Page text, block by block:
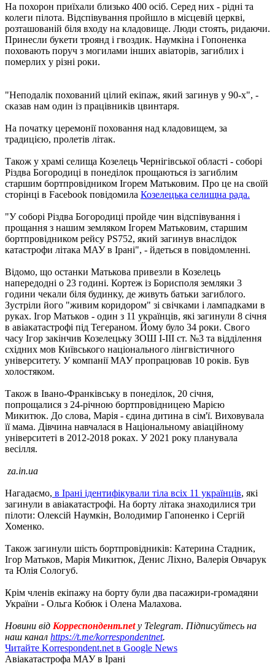
На похорон приїхали близько 400 осіб. Серед них - рідні та
колеги пілота. Відспівування пройшло в місцевій церкві,
розташованій біля входу на кладовище. Люди стоять, ридаючи.
Принесли букети троянд і гвоздик. Наумкіна і Гопоненка
поховають поруч з могилами інших авіаторів, загиблих і
померлих у різні роки.
"Неподалік похований цілий екіпаж, який загинув у 90-х", -
сказав нам один із працівників цвинтаря.
На початку церемонії поховання над кладовищем, за
традицією, пролетів літак.
Також у храмі селища Козелець Чернігівської області - соборі
Різдва Богородиці в понеділок прощаються із загиблим
старшим бортпровідником Ігорем Матьковим. Про це на своїй
сторінці в Facebook повідомила Козелецька селищна рада.
"У соборі Різдва Богородиці пройде чин відспівування і
прощання з нашим земляком Ігорем Матьковим, старшим
бортпровідником рейсу PS752, який загинув внаслідок
катастрофи літака МАУ в Ірані", - йдеться в повідомленні.
Відомо, що останки Матькова привезли в Козелець
напередодні о 23 годині. Кортеж із Борисполя земляки 3
години чекали біля будинку, де живуть батьки загиблого.
Зустріли його "живим коридором" зі свічками і лампадками в
руках. Ігор Матьков - один з 11 українців, які загинули 8 січня
в авіакатастрофі під Тегераном. Йому було 34 роки. Свого
часу Ігор закінчив Козелецьку ЗОШ I-III ст. №3 та відділення
східних мов Київського національного лінгвістичного
університету. У компанії МАУ пропрацював 10 років. Був
холостяком.
Також в Івано-Франківську в понеділок, 20 січня,
попрощалися з 24-річною бортпровідницею Марією
Микитюк. До слова, Марія - єдина дитина в сім'ї. Виховувала
її мама. Дівчина навчалася в Національному авіаційному
університеті в 2012-2018 роках. У 2021 року планувала
весілля.
za.in.ua
Нагадаємо, в Ірані ідентифікували тіла всіх 11 українців, які
загинули в авіакатастрофі. На борту літака знаходилися три
пілоти: Олексій Наумкін, Володимир Гапоненко і Сергій
Хоменко.
Також загинули шість бортпровідників: Катерина Стадник,
Ігор Матьков, Марія Микитюк, Денис Ліхно, Валерія Овчарук
та Юлія Сологуб.
Крім членів екіпажу на борту були два пасажири-громадяни
України - Ольга Кобюк і Олена Малахова.
Новини від Корреспондент.net у Telegram. Підписуйтесь на
наш канал https://t.me/korrespondentnet.
Читайте Korrespondent.net в Google News
Авіакатастрофа МАУ в Ірані